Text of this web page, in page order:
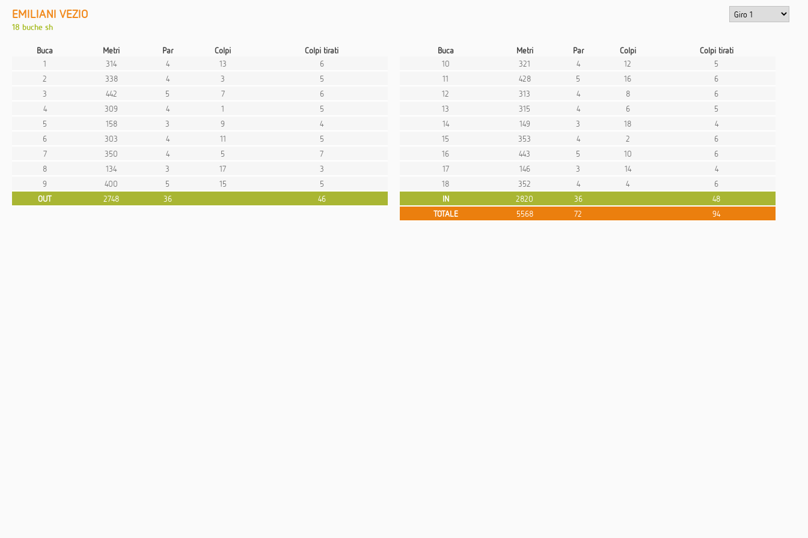
EMILIANI VEZIO
18 buche sh
Buca Metri Par Colpi
Colpi tirati
1
314 4 13
6
2
338 4 3
5
3
442 5 7
6
4
309 4 1
5
5
158 3 9
4
6
303 4 11
5
7
350 4 5
7
8
134 3 17
3
9
400 5 15
5
OUT
2748 36 46
Buca Metri Par Colpi
Colpi tirati
10
321 4 12
5
11
428 5 16
6
12
313 4 8
6
13
315 4 6
5
14
149 3 18
4
15
353 4 2
6
16
443 5 10
6
17
146 3 14
4
18
352 4 4
6
IN
2820 36
48
TOTALE
5568 72 94